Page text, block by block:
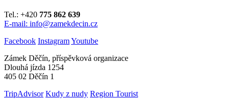
Tel.: +420 775 862 639
E-mail: info@zamekdecin.cz
Facebook InstagramYoutube
Zámek Děčín, příspěvková organizace
Dlouhá jízda 1254
405 02 Děčín 1
TripAdvisor Kudy z nudy Region Tourist